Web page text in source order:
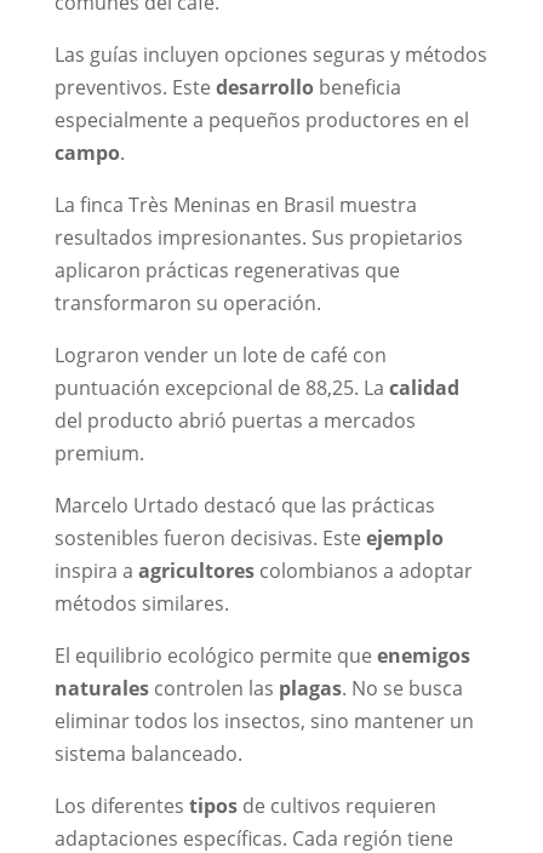
Las guías incluyen opciones seguras y métodos
preventivos. Este desarrollobeneficia
especialmente a pequeños productores en el
campo.
La finca Très Meninas en Brasil muestra
resultados impresionantes. Sus propietarios
aplicaron prácticas regenerativas que
transformaron su operación.
Lograron vender un lote de café con
puntuación excepcional de 88,25. La calidad
del producto abrió puertas a mercados
premium.
Marcelo Urtado destacó que las prácticas
sostenibles fueron decisivas. Este ejemplo
inspira a agricultorescolombianos a adoptar
métodos similares.
El equilibrio ecológico permite que enemigos
naturalescontrolen las plagas. No se busca
eliminar todos los insectos, sino mantener un
sistema balanceado.
Los diferentes tiposde cultivos requieren
adaptaciones específicas. Cada región tiene